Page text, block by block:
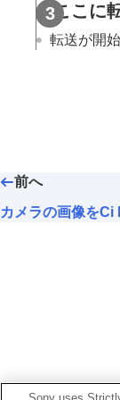
カメラの設定
カメラの本体
［ここに
転送が開
前へ
カメラの画像を